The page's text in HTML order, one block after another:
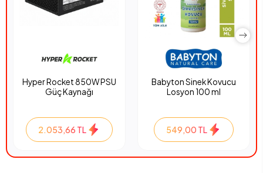
Hyper Rocket 850W PSU
Güç Kaynağı
2.053,66 TL
Babyton Sinek Kovucu
Losyon 100 ml
549,00 TL